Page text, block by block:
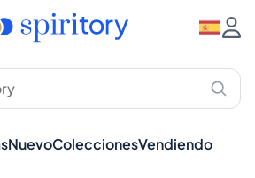
NuevoColeccionesVendiendo